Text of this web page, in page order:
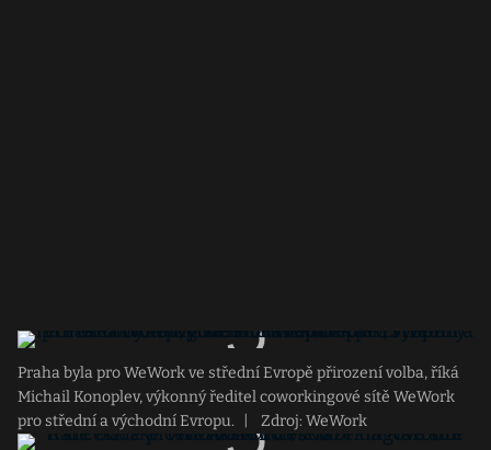
Praha byla pro WeWork ve střední Evropě přirození volba, říká
Michail Konoplev, výkonný ředitel coworkingové sítě WeWork
pro střední a východní Evropu.
Zdroj: WeWork